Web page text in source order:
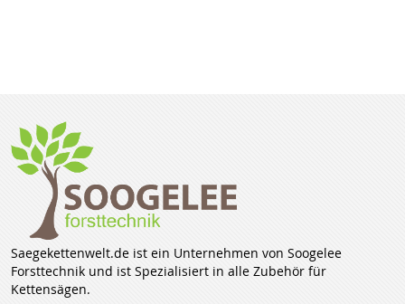
Saegekettenwelt.de ist ein Unternehmen von Soogelee
Forsttechnik und ist Spezialisiert in alle Zubehör für
Kettensägen.